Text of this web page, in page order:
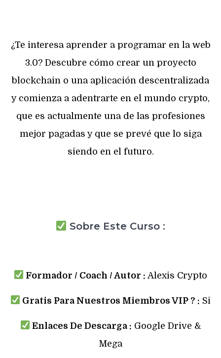
¿Te interesa aprender a programar en la web
3.0? Descubre cómo crear un proyecto
blockchain o una aplicación descentralizada
y comienza a adentrarte en el mundo crypto,
que es actualmente una de las profesiones
mejor pagadas y que se prevé que lo siga
siendo en el futuro.
Sobre Este Curso :
Formador / Coach / Autor : Alexis Crypto
Gratis Para Nuestros Miembros VIP ? : Si
Enlaces De Descarga : Google Drive &
Mega